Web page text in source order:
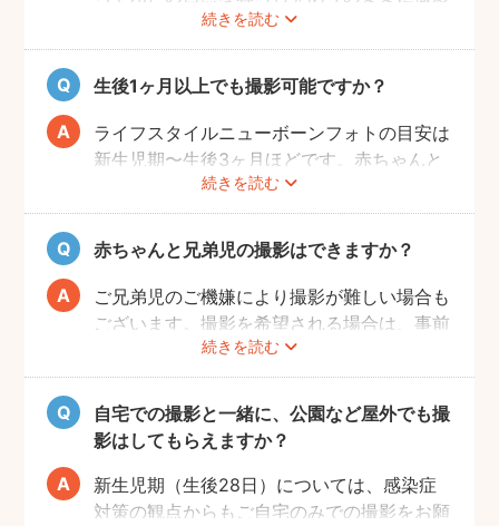
続きを読む
します。ご自身が気にならなければ、掃除や
片付けは必ずしも必要ではありません。も
し、お部屋の様子が気になる場合は、事前に
お部屋を整えていただきますようお願いしま
す。フォトグラファーが片付けなどをお手伝
いすること、撮影当日に片付けのお時間をと
ることはできかねることご承知ください。
生後1ヶ月以上でも撮影可能ですか？
続きを読む
ライフスタイルニューボーンフォトの目安は
新生児期〜生後3ヶ月ほどです。赤ちゃんと
の生活リズムが整い、お気持ちにも余裕がで
てきたタイミングでぜひお気軽にフォトグラ
ファーへご相談ください！
赤ちゃんと兄弟児の撮影はできますか？
続きを読む
ご兄弟児のご機嫌により撮影が難しい場合も
ございます。撮影を希望される場合は、事前
にフォトグラファーへご相談いただけますよ
うお願いします。
自宅での撮影と一緒に、公園など屋外でも撮
影はしてもらえますか？
新生児期（生後28日）については、感染症
対策の観点からもご自宅のみでの撮影をお願